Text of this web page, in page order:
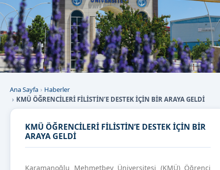
Ana Sayfa
Haberler
KMÜ ÖĞRENCİLERİ FİLİSTİN’E DESTEK İÇİN BİR ARAYA GELDİ
KMÜ ÖĞRENCİLERİ FİLİSTİN’E DESTEK İÇİN BİR
ARAYA GELDİ
Karamanoğlu Mehmetbey Üniversitesi (KMÜ) Öğrenci